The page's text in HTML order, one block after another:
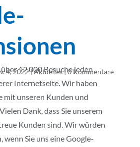
4, 2022|Aktuelles|0 Kommentare
12.000 Besuche jeden
Internetseite. Wir haben
mit unseren Kunden und
Dank, dass Sie unserem
Kunden sind. Wir würden
wenn Sie uns eine Google-